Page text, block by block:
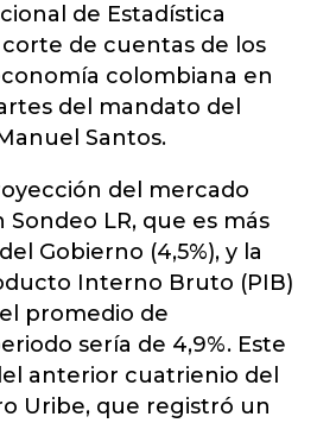
de Estadística
corte de cuentas de los
colombiana en
del mandato del
Santos.
del mercado
LR, que es más
Gobierno (4,5%), y la
Interno Bruto (PIB)
promedio de
sería de 4,9%. Este
anterior cuatrienio del
Uribe, que registró un